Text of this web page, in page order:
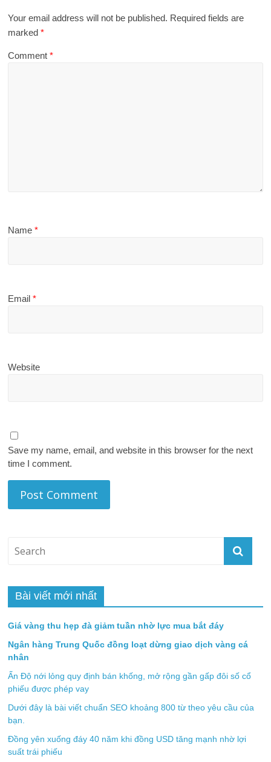
Your email address will not be published. Required fields are
marked*
Comment*
Name*
Email*
Website
Save my name, email, and website in this browser for the next
time I comment.
Bài viết mới nhất
Giá vàng thu hẹp đà giảm tuần nhờ lực mua bắt đáy
Ngân hàng Trung Quốc đồng loạt dừng giao dịch vàng cá
nhân
Ấn Độ nới lỏng quy định bán khống, mở rộng gần gấp đôi số cổ
phiếu được phép vay
Dưới đây là bài viết chuẩn SEO khoảng 800 từ theo yêu cầu của
bạn.
Đồng yên xuống đáy 40 năm khi đồng USD tăng mạnh nhờ lợi
suất trái phiếu